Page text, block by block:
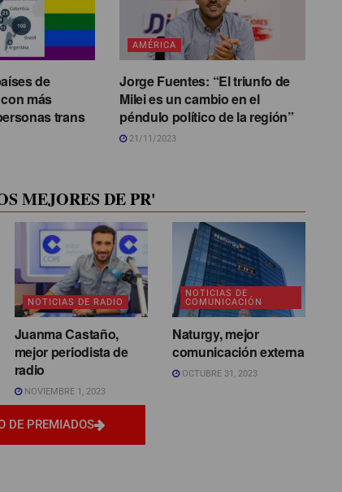
de
más
trans
AMÉRICA
Jorge Fuentes: “El triunfo de
Milei es un cambio en el
péndulo político de la región”
21/11/2023
MEJORES DE PR'
NOTICIAS DE RADIO
Juanma Castaño,
mejor periodista de
radio
NOVIEMBRE 1, 2023
NOTICIAS DE
COMUNICACIÓN
Naturgy, mejor
comunicación externa
OCTUBRE 31, 2023
DE PREMIADOS